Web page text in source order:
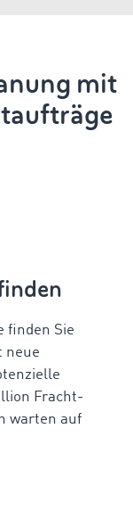
mit
finden Sie
neue
Fracht-
warten auf